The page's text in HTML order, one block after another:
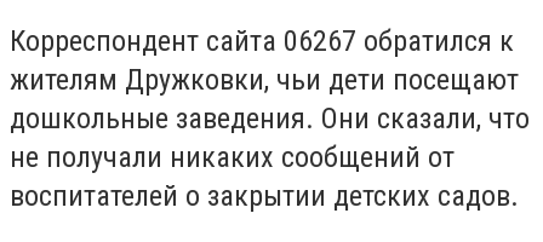
Корреспондент сайта 06267 обратился к
жителям Дружковки, чьи дети посещают
дошкольные заведения. Они сказали, что
не получали никаких сообщений от
воспитателей о закрытии детских садов.